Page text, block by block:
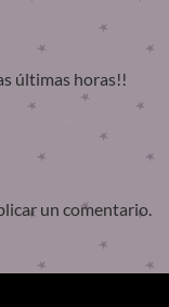
últimas horas!!
un comentario.